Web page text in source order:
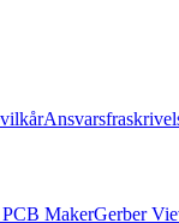
MakerGerber